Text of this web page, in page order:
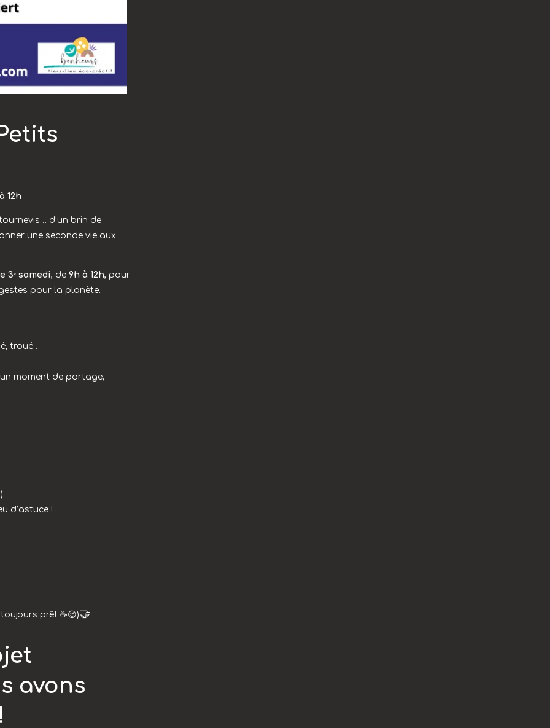
12h
d’un brin de
une seconde vie aux
3ᵉ samedi, de 9h à 12h, pour
pour la planète.
troué…
un moment de partage,
d’astuce !
prêt ☕😉)🤝
avons